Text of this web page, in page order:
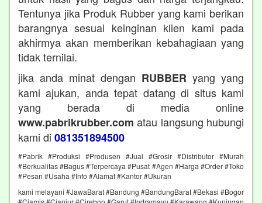
Tentunya jika Produk Rubber yang kami berikan
barangnya sesuai keinginan klien kami pada
akhirmya akan memberikan kebahagiaan yang
tidak ternilai.
jika anda minat dengan RUBBER yang yang
kami ajukan, anda tepat datang di situs kami
yang berada di media online
www.pabrikrubber.com atau langsung hubungi
kami di 081351894500
#Pabrik #Produksi #Produsen #Jual #Grosir #Distributor #Murah
#Berkualitas #Bagus #Terpercaya #Pusat #Agen #Harga #Order #Toko
#Pesan #Usaha #Info #Alamat #Kantor #Ukuran
kami melayani #JawaBarat #Bandung #BandungBarat #Bekasi #Bogor